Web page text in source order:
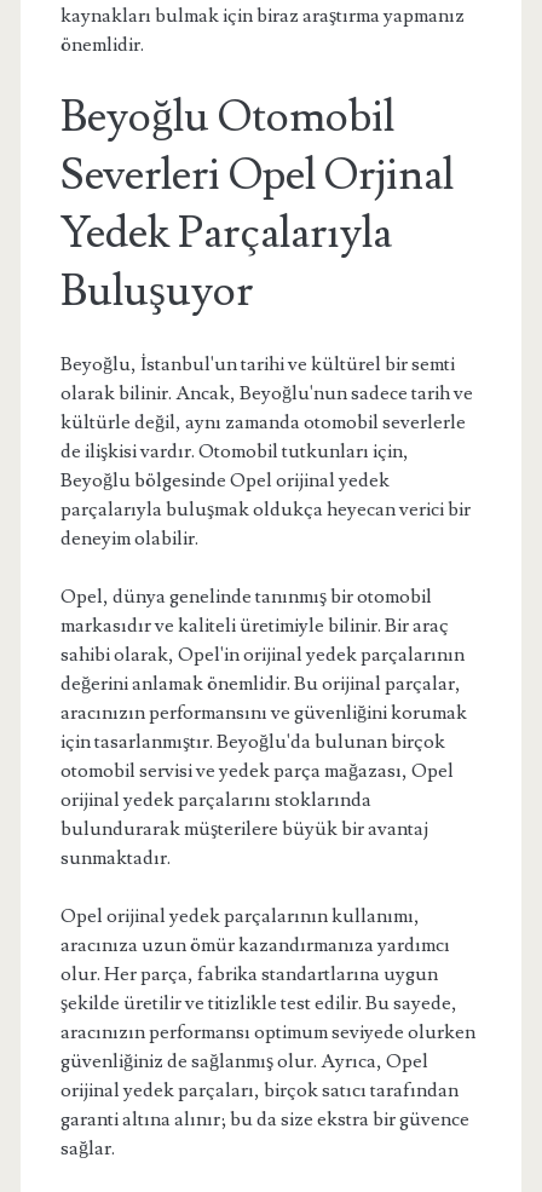
kaynakları bulmak için biraz araştırma yapmanız
önemlidir.
Beyoğlu Otomobil
Severleri Opel Orjinal
Yedek Parçalarıyla
Buluşuyor
Beyoğlu, İstanbul'un tarihi ve kültürel bir semti
olarak bilinir. Ancak, Beyoğlu'nun sadece tarih ve
kültürle değil, aynı zamanda otomobil severlerle
de ilişkisi vardır. Otomobil tutkunları için,
Beyoğlu bölgesinde Opel orijinal yedek
parçalarıyla buluşmak oldukça heyecan verici bir
deneyim olabilir.
Opel, dünya genelinde tanınmış bir otomobil
markasıdır ve kaliteli üretimiyle bilinir. Bir araç
sahibi olarak, Opel'in orijinal yedek parçalarının
değerini anlamak önemlidir. Bu orijinal parçalar,
aracınızın performansını ve güvenliğini korumak
için tasarlanmıştır. Beyoğlu'da bulunan birçok
otomobil servisi ve yedek parça mağazası, Opel
orijinal yedek parçalarını stoklarında
bulundurarak müşterilere büyük bir avantaj
sunmaktadır.
Opel orijinal yedek parçalarının kullanımı,
aracınıza uzun ömür kazandırmanıza yardımcı
olur. Her parça, fabrika standartlarına uygun
şekilde üretilir ve titizlikle test edilir. Bu sayede,
aracınızın performansı optimum seviyede olurken
güvenliğiniz de sağlanmış olur. Ayrıca, Opel
orijinal yedek parçaları, birçok satıcı tarafından
garanti altına alınır; bu da size ekstra bir güvence
sağlar.